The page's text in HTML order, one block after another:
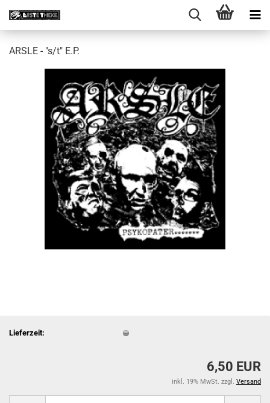
ARSLE - "s/t" E.P.
Lieferzeit:
6,50 EUR
inkl. 19% MwSt. zzgl. Versand